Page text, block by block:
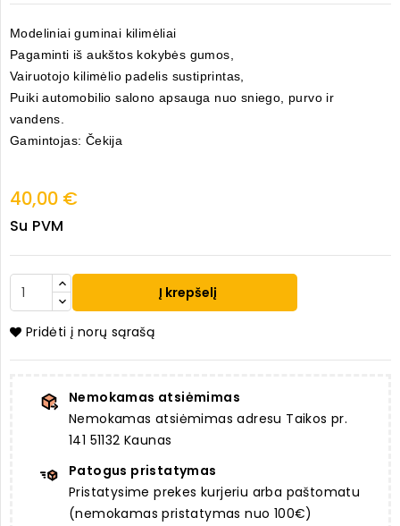
Modeliniai guminai kilimėliai
Pagaminti iš aukštos kokybės gumos,
Vairuotojo kilimėlio padelis sustiprintas,
Puiki automobilio salono apsauga nuo sniego, purvo ir
vandens.
Gamintojas: Čekija
40,00 €
Su PVM
Į krepšelį
Pridėti į norų sąrašą
Nemokamas atsiėmimas
Nemokamas atsiėmimas adresu Taikos pr.
141 51132 Kaunas
Patogus pristatymas
Pristatysime prekes kurjeriu arba paštomatu
(nemokamas pristatymas nuo 100€)